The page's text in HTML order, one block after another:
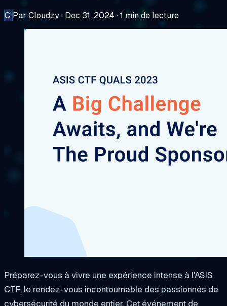
C Par Cloudzy· Dec 31, 2024 ·1 min de lecture
Préparez-vous à vivre une expérience intense à l'ASIS
CTF, le rendez-vous incontournable des passionnés de
cybersécurité du monde entier. Cet événement de